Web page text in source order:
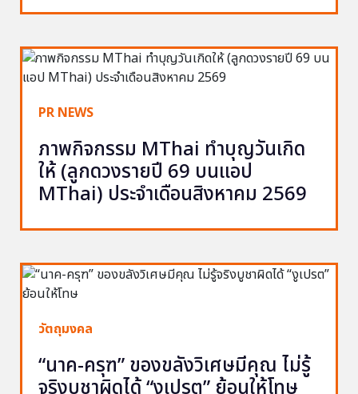
PR NEWS
ภาพกิจกรรม MThai ทำบุญวันเกิด
ให้ (ลูกดวงรายปี 69 บนแอป
MThai) ประจำเดือนสิงหาคม 2569
วัตถุมงคล
“นาค-ครุฑ” ของขลังวิเศษมีคุณ ไม่รู้